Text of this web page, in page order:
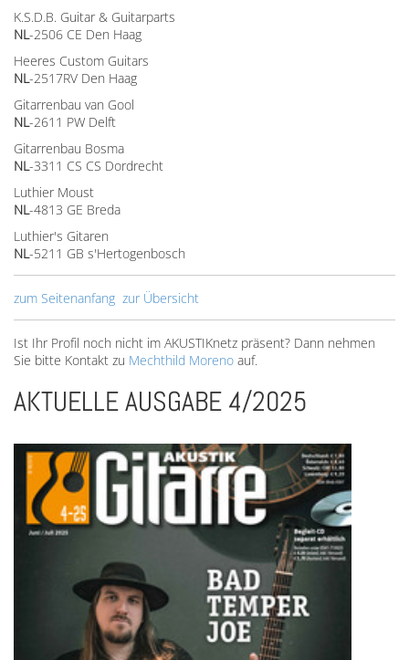
K.S.D.B. Guitar & Guitarparts
NL-2506 CE Den Haag
Heeres Custom Guitars
NL-2517RV Den Haag
Gitarrenbau van Gool
NL-2611 PW Delft
Gitarrenbau Bosma
NL-3311 CS CS Dordrecht
Luthier Moust
NL-4813 GE Breda
Luthier's Gitaren
NL-5211 GB s'Hertogenbosch
zum Seitenanfang zur Übersicht
Ist Ihr Profil noch nicht im AKUSTIKnetz präsent? Dann nehmen
Sie bitte Kontakt zu Mechthild Moreno auf.
AKTUELLE AUSGABE 4/2025